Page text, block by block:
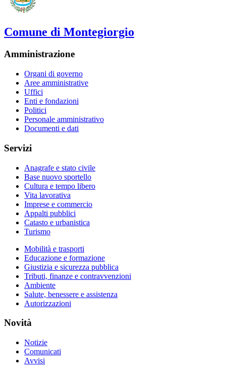
Comune di Montegiorgio
Amministrazione
Organi di governo
Aree amministrative
Uffici
Enti e fondazioni
Politici
Personale amministrativo
Documenti e dati
Servizi
Anagrafe e stato civile
Base nuovo sportello
Cultura e tempo libero
Vita lavorativa
Imprese e commercio
Appalti pubblici
Catasto e urbanistica
Turismo
Mobilità e trasporti
Educazione e formazione
Giustizia e sicurezza pubblica
Tributi, finanze e contravvenzioni
Ambiente
Salute, benessere e assistenza
Autorizzazioni
Novità
Notizie
Comunicati
Avvisi